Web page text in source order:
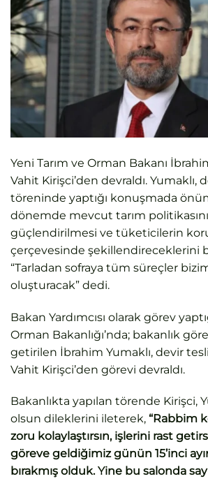
Yeni Tarım ve Orman Bakanı
Vahit Kirişci’den devraldı. Yumaklı,
töreninde yaptığı konuşmada
dönemde mevcut tarım
güçlendirilmesi ve tüketicilerin
çerçevesinde şekillendireceklerini
“Tarladan sofraya tüm süreçler
oluşturacak” dedi.
Bakan Yardımcısı olarak görev
Orman Bakanlığı’nda; bakanlık
getirilen İbrahim Yumaklı, devir
Vahit Kirişci’den görevi devraldı.
Bakanlıkta yapılan törende Kirişci,
olsun dileklerini ileterek, “Rabbim
zoru kolaylaştırsın, işlerini rast
göreve geldiğimiz günün 15’inci
bırakmış olduk. Yine bu salonda